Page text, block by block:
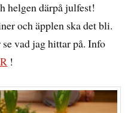
helgen därpå julfest!
och äpplen ska det bli.
vad jag hittar på. Info
!